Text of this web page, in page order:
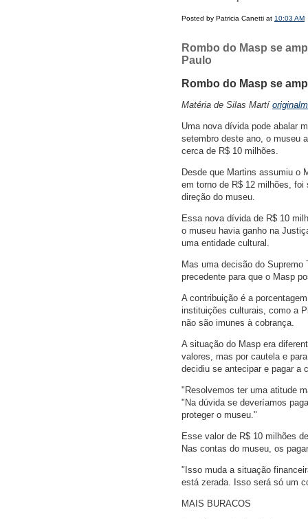
Posted by Patricia Canetti at 10:03 AM
Rombo do Masp se
Paulo
Rombo do Masp se
Matéria de Silas Martí
Uma nova dívida pode abalar
setembro deste ano, o museu
cerca de R$ 10 milhões.
Desde que Martins assumiu o
em torno de R$ 12 milhões,
direção do museu.
Essa nova dívida de R$ 10
o museu havia ganho na
uma entidade cultural.
Mas uma decisão do Supremo
precedente para que o Masp
A contribuição é a
instituições culturais, como a
não são imunes à cobrança.
A situação do Masp era
valores, mas por cautela e
decidiu se antecipar e pagar a
"Resolvemos ter uma atitude
"Na dúvida se deveríamos
proteger o museu."
Esse valor de R$ 10 milhões
Nas contas do museu, os
"Isso muda a situação
está zerada. Isso será só um
MAIS BURACOS